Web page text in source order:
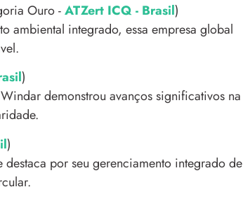
Ouro -ATZert ICQ - Brasil)
ambiental integrado, essa empresa global
)
demonstrou avanços significativos na
)
por seu gerenciamento integrado de